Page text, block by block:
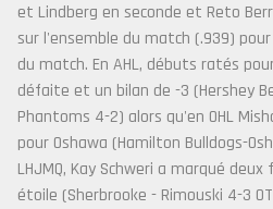
et Lindberg en seconde et Reto
sur l'ensemble du match (.939)
du match. En AHL, débuts ratés
défaite et un bilan de -3 (Hershey
Phantoms 4-2) alors qu'en OHL
pour Oshawa (Hamilton Bulldogs-
LHJMQ, Kay Schweri a marqué
étoile (Sherbrooke - Rimouski 4-3